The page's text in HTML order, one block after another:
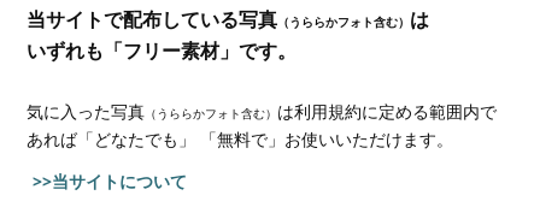
当サイトで配布している写真 （うららかフォト含む） は
いずれも「フリー素材」です。
気に入った写真 （うららかフォト含む） は利用規約に定める範囲内で
あれば「どなたでも」 「無料で」お使いいただけます。
>>当サイトについて